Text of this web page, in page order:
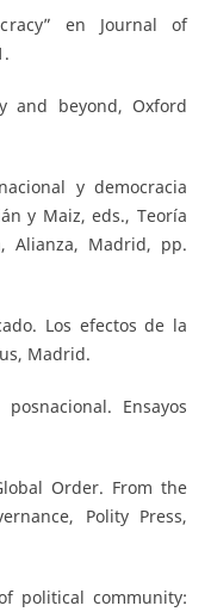
en Journal of
and beyond, Oxford
y democracia
y Maiz, eds., Teoría
Alianza, Madrid, pp.
Los efectos de la
Madrid.
Ensayos
Order. From the
Polity Press,
political community: